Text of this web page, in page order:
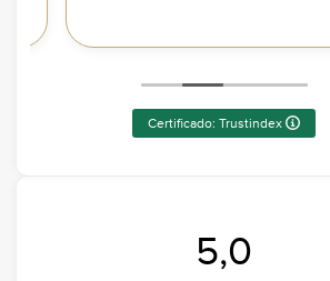
5,0
Certificado: Trustindex